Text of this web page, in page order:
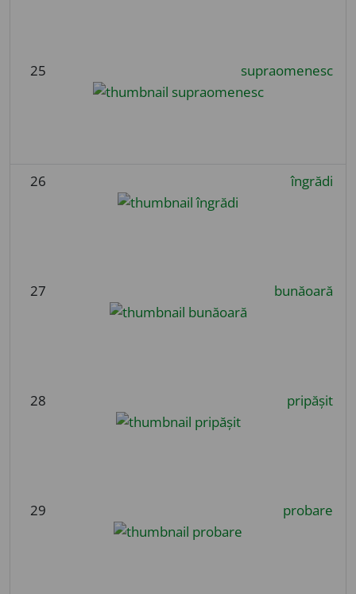
25 supraomenesc
26 îngrădi
27 bunăoară
28 pripășit
29 probare